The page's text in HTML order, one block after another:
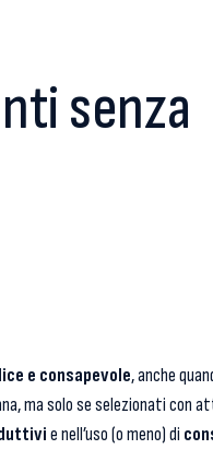
senza
e consapevole, anche
ma solo se selezionati con
e nell’uso (o meno) di